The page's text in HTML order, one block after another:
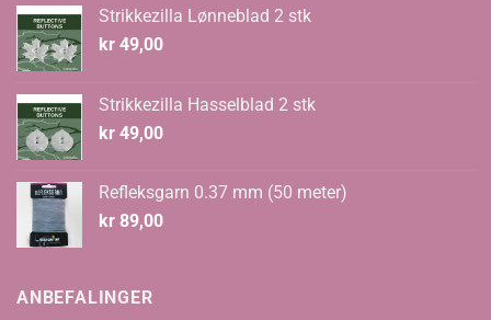
Strikkezilla Lønneblad 2 stk
kr 49,00
Strikkezilla Hasselblad 2 stk
kr 49,00
Refleksgarn 0.37 mm (50 meter)
kr 89,00
ANBEFALINGER